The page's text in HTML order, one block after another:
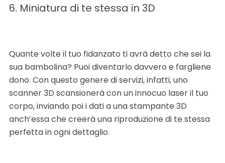
6. Miniatura di te stessa in 3D
Quante volte il tuo fidanzato ti avrà detto che sei la
sua bambolina? Puoi diventarlo davvero e fargliene
dono. Con questo genere di servizi, infatti, uno
scanner 3D scansionerà con un innocuo laser il tuo
corpo, inviando poi i dati a una stampante 3D
anch’essa che creerà una riproduzione di te stessa
perfetta in ogni dettaglio.